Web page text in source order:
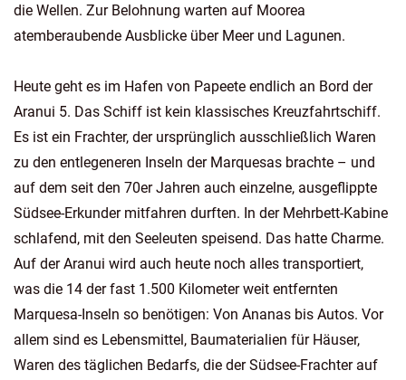
die Wellen. Zur Belohnung warten auf Moorea
atemberaubende Ausblicke über Meer und Lagunen.
Heute geht es im Hafen von Papeete endlich an Bord der
Aranui 5. Das Schiff ist kein klassisches Kreuzfahrtschiff.
Es ist ein Frachter, der ursprünglich ausschließlich Waren
zu den entlegeneren Inseln der Marquesas brachte – und
auf dem seit den 70er Jahren auch einzelne, ausgeflippte
Südsee-Erkunder mitfahren durften. In der Mehrbett-Kabine
schlafend, mit den Seeleuten speisend. Das hatte Charme.
Auf der Aranui wird auch heute noch alles transportiert,
was die 14 der fast 1.500 Kilometer weit entfernten
Marquesa-Inseln so benötigen: Von Ananas bis Autos. Vor
allem sind es Lebensmittel, Baumaterialien für Häuser,
Waren des täglichen Bedarfs, die der Südsee-Frachter auf